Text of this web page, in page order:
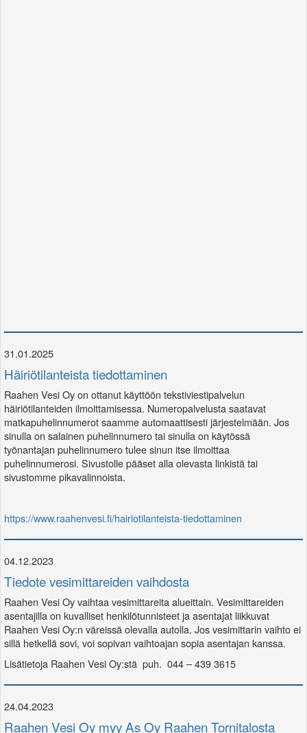
31.01.2025
Häiriötilanteista tiedottaminen
Raahen Vesi Oy on ottanut käyttöön tekstiviestipalvelun
häiriötilanteiden ilmoittamisessa. Numeropalvelusta saatavat
matkapuhelinnumerot saamme automaattisesti järjestelmään. Jos
sinulla on salainen puhelinnumero tai sinulla on käytössä
työnantajan puhelinnumero tulee sinun itse ilmoittaa
puhelinnumerosi. Sivustolle pääset alla olevasta linkistä tai
sivustomme pikavalinnoista.
https://www.raahenvesi.fi/hairiotilanteista-tiedottaminen
04.12.2023
Tiedote vesimittareiden vaihdosta
Raahen Vesi Oy vaihtaa vesimittareita alueittain. Vesimittareiden
asentajilla on kuvalliset henkilötunnisteet ja asentajat liikkuvat
Raahen Vesi Oy:n väreissä olevalla autolla. Jos vesimittarin vaihto ei
sillä hetkellä sovi, voi sopivan vaihtoajan sopia asentajan kanssa.
Lisätietoja Raahen Vesi Oy:stä puh. 044 – 439 3615
24.04.2023
Raahen Vesi Oy myy As Oy Raahen Tornitalosta